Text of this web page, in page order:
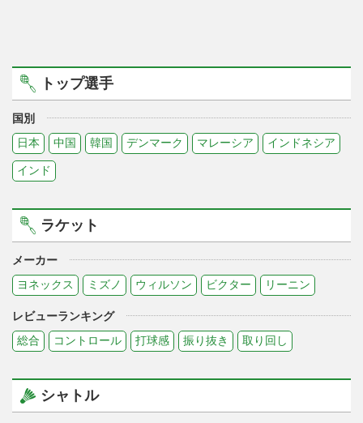
トップ選手
国別
日本
中国 韓国 デンマーク マレーシア インドネシア
インド
ラケット
メーカー
ヨネックス
ミズノ ウィルソン ビクター リーニン
レビューランキング
総合
コントロール 打球感 振り抜き 取り回し
シャトル